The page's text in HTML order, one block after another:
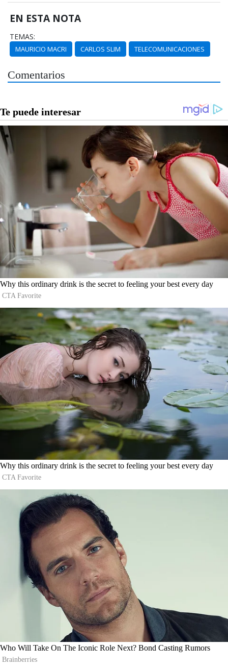
EN ESTA NOTA
TEMAS:
MAURICIO MACRI CARLOS SLIM TELECOMUNICACIONES
Comentarios